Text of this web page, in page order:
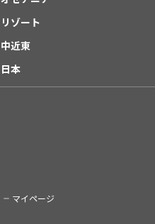
リゾート
中近東
日本
マイページ